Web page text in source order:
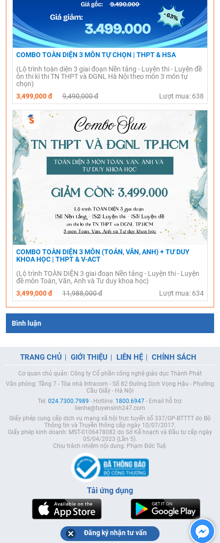
COMBO TOÀN DIỆN 3 MÔN TỰ CHỌN | THPT & HSA
(Lộ trình toàn diện 3 giai đoạn Nền tảng - Luyện thi - Luyện đề
ôn thi kì thi TN THPT và ĐGNL Hà Nội theo môn 3 môn tự
chọn)
3,499,000 đ
9,490,000 đ Lượt mua: 638
COMBO TOÀN DIỆN 3 MÔN (TOÁN, VĂN, ANH) + TƯ DUY
KHOA HỌC | THPT & V-ACT
(Lộ trình TOÀN DIỆN 3 giai đoạn Nền tảng - Luyện thi - Luyện
đề môn Toán, Văn, Anh và Tư duy khoa học)
3,499,000 đ
11,988,000 đ Lượt mua: 634
Bình luận
TRANG CHỦ GIỚI THIỆU LIÊN HỆ CHÍNH SÁCH
Cơ quan chủ quản: Công ty Cổ phần công nghệ giáo dục Thành Phát
Văn phòng: Tầng 7 - Tòa nhà Intracom - Số 82 Đường Dịch Vọng Hậu - Phường
Cầu Giấy - Hà Nội
Tel: 024.7300.7989 - Hotline: 1800.6947- Email hỗ trợ:
lienhe@tuyensinh247.com
Giấy phép cung cấp dịch vụ mạng xã hội trực tuyến số 337/GP-BTTTT do Bộ
Thông tin và Truyền thông cấp ngày 10/07/2017.
Giấy phép kinh doanh: MST-0106478082 do Sở Kế hoạch và Đầu tư cấp ngày
05/04/2023 (Lần 5).
Chịu trách nhiệm nội dung: Phạm Đức Tuệ.
Tải ứng dụng
Đăng ký nhận tư vấn